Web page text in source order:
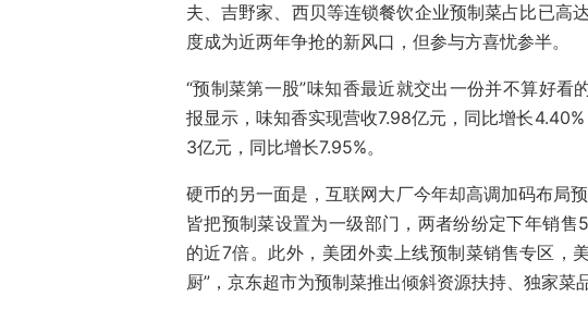
夫、吉野家、西贝等连锁餐饮企业预制菜占比已高
度成为近两年争抢的新风口，但参与方喜忧参半。
“预制菜第一股”味知香最近就交出一份并不算好
报显示，味知香实现营收7.98亿元，同比增长
3亿元，同比增长7.95%。
硬币的另一面是，互联网大厂今年却高调加码布局
皆把预制菜设置为一级部门，两者纷纷定下年销
的近7倍。此外，美团外卖上线预制菜销售专区，
厨”，京东超市为预制菜推出倾斜资源扶持、独家菜